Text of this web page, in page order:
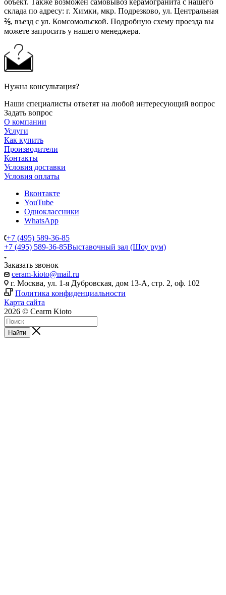
склада по адресу: г. Химки, мкр. Подрезково, ул. Центральная
⅖, въезд с ул. Комсомольской. Подробную схему проезда вы
можете запросить у нашего менеджера.
Нужна консультация?
Наши специалисты ответят на любой интересующий вопрос
Задать вопрос
О компании
Услуги
Как купить
Производители
Контакты
Условия доставки
Условия оплаты
Вконтакте
YouTube
Одноклассники
WhatsApp
+7 (495) 589-36-85
+7 (495) 589-36-85Выставочный зал (Шоу рум)
Заказать звонок
ceram-kioto@mail.ru
г. Москва, ул. 1-я Дубровская, дом 13-А, стр. 2, оф. 102
Политика конфиденциальности
Карта сайта
2026 © Cearm Kioto
Найти